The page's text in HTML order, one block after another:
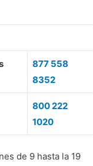
877 558
8352
800 222
1020
de 9 hasta la 19